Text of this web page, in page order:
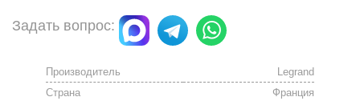
Задать вопрос:
Производитель
Legrand
Страна
Франция